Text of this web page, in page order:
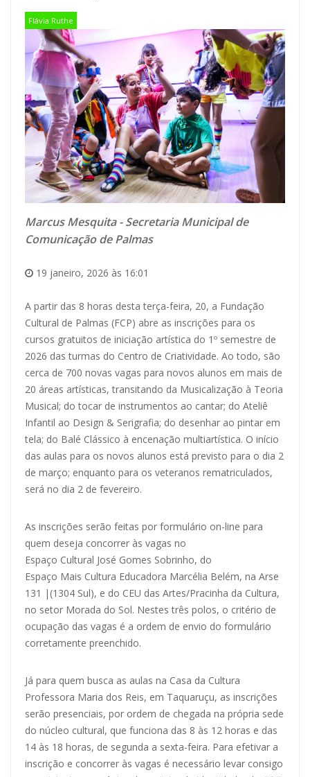
Flávia Ruthe
Marcus Mesquita - Secretaria Municipal de
Comunicação de Palmas
19 janeiro, 2026 às 16:01
A partir das 8 horas desta terça-feira, 20, a Fundação
Cultural de Palmas (FCP) abre as inscrições para os
cursos gratuitos de iniciação artística do 1º semestre de
2026 das turmas do Centro de Criatividade. Ao todo, são
cerca de 700 novas vagas para novos alunos em mais de
20 áreas artísticas, transitando da Musicalização à Teoria
Musical; do tocar de instrumentos ao cantar; do Ateliê
Infantil ao Design & Serigrafia; do desenhar ao pintar em
tela; do Balé Clássico à encenação multiartística. O início
das aulas para os novos alunos está previsto para o dia 2
de março; enquanto para os veteranos rematriculados,
será no dia 2 de fevereiro.
As inscrições serão feitas por formulário on-line para
quem deseja concorrer às vagas no
Espaço Cultural José Gomes Sobrinho, do
Espaço Mais Cultura Educadora Marcélia Belém, na Arse
131 |(1304 Sul), e do CEU das Artes/Pracinha da Cultura,
no setor Morada do Sol. Nestes três polos, o critério de
ocupação das vagas é a ordem de envio do formulário
corretamente preenchido.
Já para quem busca as aulas na Casa da Cultura
Professora Maria dos Reis, em Taquaruçu, as inscrições
serão presenciais, por ordem de chegada na própria sede
do núcleo cultural, que funciona das 8 às 12 horas e das
14 às 18 horas, de segunda a sexta-feira. Para efetivar a
inscrição e concorrer às vagas é necessário levar consigo